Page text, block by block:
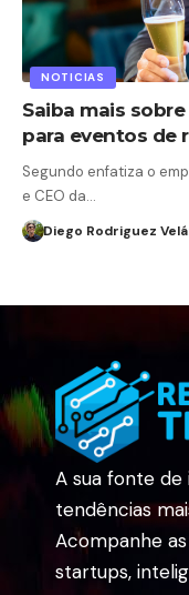
NOTICIAS
Saiba mais
para eventos de
Segundo enfatiza o
e CEO da…
Diego Rodriguez
A sua fonte
tendências
Acompanhe
startups,